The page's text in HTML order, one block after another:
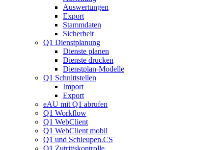
Auswertungen
Export
Stammdaten
Sicherheit
Q1 Dienstplanung
Dienste planen
Dienste drucken
Dienstplan-Modelle
Q1 Schnittstellen
Import
Export
eAU mit Q1 abrufen
Q1 Workflow
Q1 WebClient
Q1 WebClient mobil
Q1 und Schleupen.CS
Q1 Zutrittskontrolle